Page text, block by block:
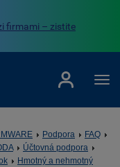
firmami – zistite
Podpora
FAQ
Účtovná podpora
Hmotný a nehmotný